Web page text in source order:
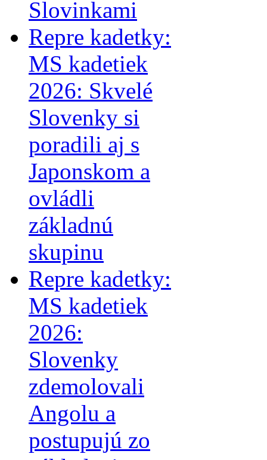
Slovinkami
Repre kadetky:
MS kadetiek
2026: Skvelé
Slovenky si
poradili aj s
Japonskom a
ovládli
základnú
skupinu
Repre kadetky:
MS kadetiek
2026:
Slovenky
zdemolovali
Angolu a
postupujú zo